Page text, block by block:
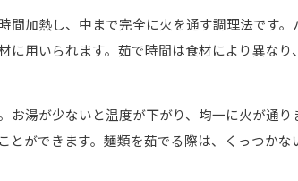
加熱し、中まで完全に火を通す調理法です
用いられます。茹で時間は食材により異な
湯が少ないと温度が下がり、均一に火が通
ができます。麺類を茹でる際は、くっつか